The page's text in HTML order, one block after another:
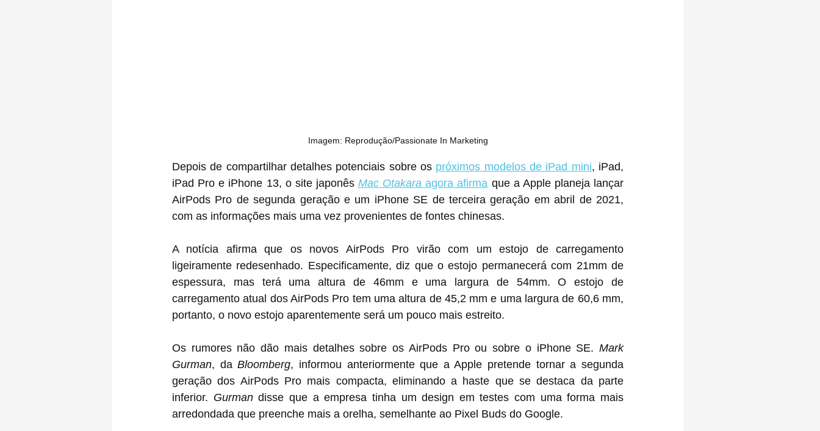
Imagem: Reprodução/Passionate In Marketing
Depois de compartilhar detalhes potenciais sobre os próximos modelos de iPad mini, iPad,
iPad Pro e iPhone 13, o site japonês Mac Otakara agora afirma que a Apple planeja lançar
AirPods Pro de segunda geração e um iPhone SE de terceira geração em abril de 2021,
com as informações mais uma vez provenientes de fontes chinesas.
A notícia afirma que os novos AirPods Pro virão com um estojo de carregamento
ligeiramente redesenhado. Especificamente, diz que o estojo permanecerá com 21mm de
espessura, mas terá uma altura de 46mm e uma largura de 54mm. O estojo de
carregamento atual dos AirPods Pro tem uma altura de 45,2 mm e uma largura de 60,6 mm,
portanto, o novo estojo aparentemente será um pouco mais estreito.
Os rumores não dão mais detalhes sobre os AirPods Pro ou sobre o iPhone SE. Mark
Gurman, da Bloomberg, informou anteriormente que a Apple pretende tornar a segunda
geração dos AirPods Pro mais compacta, eliminando a haste que se destaca da parte
inferior. Gurman disse que a empresa tinha um design em testes com uma forma mais
arredondada que preenche mais a orelha, semelhante ao Pixel Buds do Google.